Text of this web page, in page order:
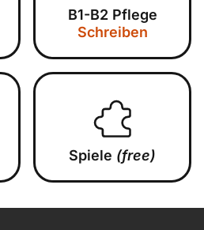
B1-B2 Pflege
Schreiben
Spiele (free)